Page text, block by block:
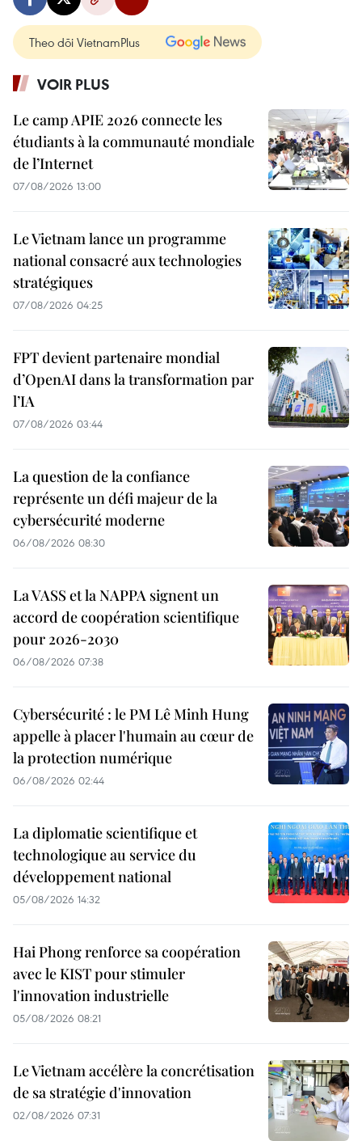
Theo dõi VietnamPlus
VOIR PLUS
Le camp APIE 2026 connecte les
étudiants à la communauté mondiale
de l’Internet
07/08/2026 13:00
Le Vietnam lance un programme
national consacré aux technologies
stratégiques
07/08/2026 04:25
FPT devient partenaire mondial
d’OpenAI dans la transformation par
l’IA
07/08/2026 03:44
La question de la confiance
représente un défi majeur de la
cybersécurité moderne
06/08/2026 08:30
La VASS et la NAPPA signent un
accord de coopération scientifique
pour 2026-2030
06/08/2026 07:38
Cybersécurité : le PM Lê Minh Hung
appelle à placer l'humain au cœur de
la protection numérique
06/08/2026 02:44
La diplomatie scientifique et
technologique au service du
développement national
05/08/2026 14:32
Hai Phong renforce sa coopération
avec le KIST pour stimuler
l'innovation industrielle
05/08/2026 08:21
Le Vietnam accélère la concrétisation
de sa stratégie d'innovation
02/08/2026 07:31